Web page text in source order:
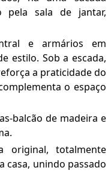
pela sala de jantar,
e armários em
estilo. Sob a escada,
a praticidade do
o espaço
balcão de madeira e
original, totalmente
casa, unindo passado